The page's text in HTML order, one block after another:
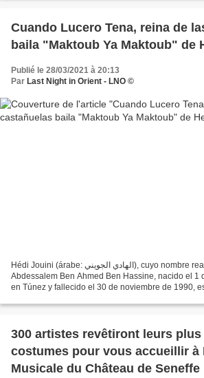
Cuando Lucero Tena, reina de
baila "Maktoub Ya Maktoub" de
Publié le 28/03/2021 à 20:13
Par Last Night in Orient - LNO ©
Hédi Jouini (árabe: الهادي الجويني), cuyo nombre real es Mohamed Hédi Ben
Abdessalem Ben Ahmed Ben Hassine, nacido el 1
en Túnez y fallecido el 30 de noviembre de 1990,
300 artistes revêtiront leurs plus
costumes pour vous accueillir à
Musicale du Château de Seneffe